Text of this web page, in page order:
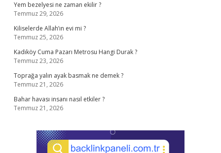
Yem bezelyesi ne zaman ekilir ?
Temmuz 29, 2026
Kiliselerde Allah’ın evi mi ?
Temmuz 25, 2026
Kadıköy Cuma Pazarı Metrosu Hangi Durak ?
Temmuz 23, 2026
Toprağa yalın ayak basmak ne demek ?
Temmuz 21, 2026
Bahar havası insanı nasıl etkiler ?
Temmuz 21, 2026